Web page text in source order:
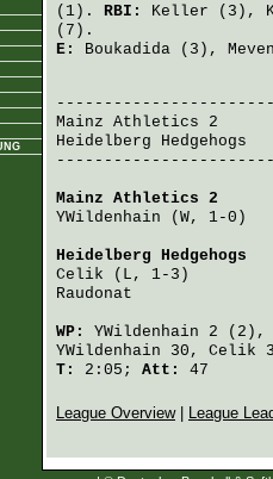
(1). RBI: Keller (3),
(7).
E: Boukadida (3),
Mainz Athletics 2
Heidelberg Hedgehogs
Mainz Athletics 2
YWildenhain (W, 1-0)
Heidelberg Hedgehogs
Celik (L, 1-3)
Raudonat
WP: YWildenhain 2
YWildenhain 30, Celik
T:
2:05; Att: 47
League Overview| League